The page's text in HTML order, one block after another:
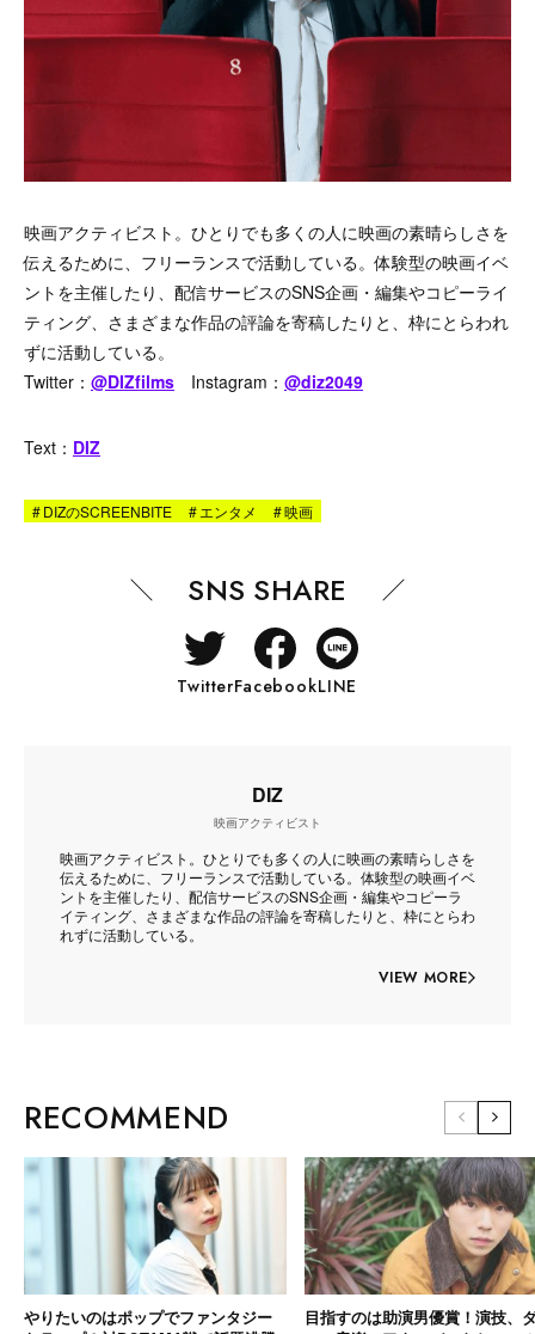
映画アクティビスト。ひとりでも多くの人に映画の素晴らしさを
伝えるために、フリーランスで活動している。体験型の映画イベ
ントを主催したり、配信サービスのSNS企画・編集やコピーライ
ティング、さまざまな作品の評論を寄稿したりと、枠にとらわれ
ずに活動している。
Twitter： @DIZfilms Instagram： @diz2049
Text： DIZ
#DIZのSCREENBITE #エンタメ #映画
SNS SHARE
TwitterFacebookLINE
DIZ
映画アクティビスト
映画アクティビスト。ひとりでも多くの人に映画の素晴らしさを
伝えるために、フリーランスで活動している。体験型の映画イベ
ントを主催したり、配信サービスのSNS企画・編集やコピーラ
イティング、さまざまな作品の評論を寄稿したりと、枠にとらわ
れずに活動している。
VIEW MORE
RECOMMEND
やりたいのはポップでファンタジー
目指すのは助演男優賞！演技、